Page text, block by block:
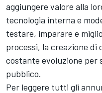
aggiungere valore alla
tecnologia interna e
testare, imparare e
processi, la creazione
costante evoluzione per
pubblico.
Per leggere tutti gli